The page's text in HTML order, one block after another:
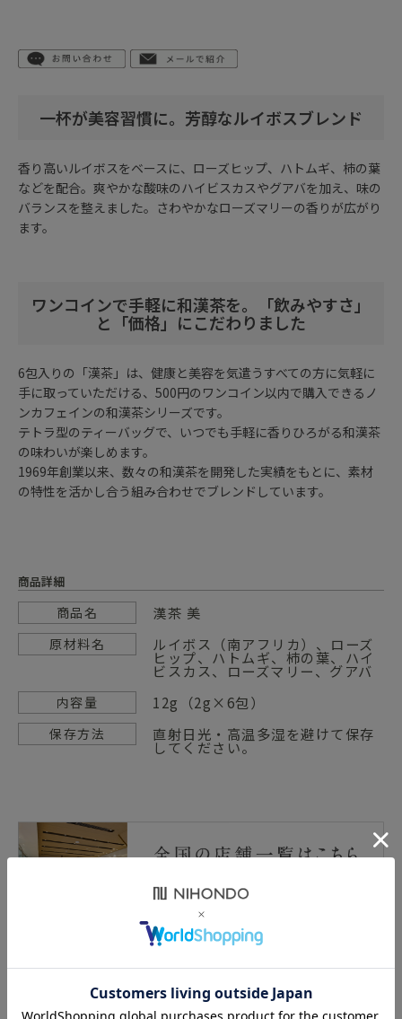
一杯が美容習慣に。芳醇なルイボスブレンド
香り高いルイボスをベースに、ローズヒップ、ハトムギ、柿の葉
などを配合。爽やかな酸味のハイビスカスやグアバを加え、味の
バランスを整えました。さわやかなローズマリーの香りが広がり
ます。
ワンコインで手軽に和漢茶を。「飲みやすさ」
と「価格」にこだわりました
6包入りの「漢茶」は、健康と美容を気遣うすべての方に気軽に
手に取っていただける、500円のワンコイン以内で購入できるノ
ンカフェインの和漢茶シリーズです。
テトラ型のティーバッグで、いつでも手軽に香りひろがる和漢茶
の味わいが楽しめます。
1969年創業以来、数々の和漢茶を開発した実績をもとに、素材
の特性を活かし合う組み合わせでブレンドしています。
商品詳細
商品名 漢茶 美
原材料名 ルイボス（南アフリカ）、ローズ
ヒップ、ハトムギ、柿の葉、ハイ
ビスカス、ローズマリー、グアバ
内容量 12g（2g×6包）
保存方法 直射日光・高温多湿を避けて保存
してください。